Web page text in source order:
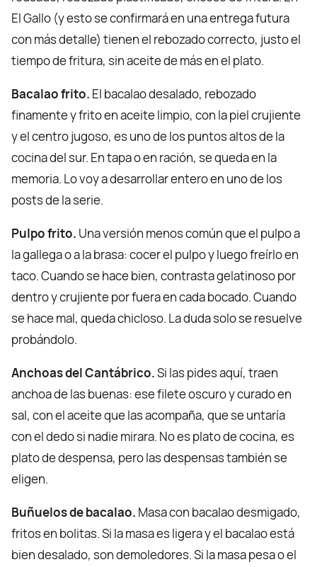
El Gallo (y esto se confirmará en una entrega futura
con más detalle) tienen el rebozado correcto, justo el
tiempo de fritura, sin aceite de más en el plato.
Bacalao frito. El bacalao desalado, rebozado
finamente y frito en aceite limpio, con la piel crujiente
y el centro jugoso, es uno de los puntos altos de la
cocina del sur. En tapa o en ración, se queda en la
memoria. Lo voy a desarrollar entero en uno de los
posts de la serie.
Pulpo frito. Una versión menos común que el pulpo a
la gallega o a la brasa: cocer el pulpo y luego freírlo en
taco. Cuando se hace bien, contrasta gelatinoso por
dentro y crujiente por fuera en cada bocado. Cuando
se hace mal, queda chicloso. La duda solo se resuelve
probándolo.
Anchoas del Cantábrico.Si las pides aquí, traen
anchoa de las buenas: ese filete oscuro y curado en
sal, con el aceite que las acompaña, que se untaría
con el dedo si nadie mirara. No es plato de cocina, es
plato de despensa, pero las despensas también se
eligen.
Buñuelos de bacalao. Masa con bacalao desmigado,
fritos en bolitas. Si la masa es ligera y el bacalao está
bien desalado, son demoledores. Si la masa pesa o el